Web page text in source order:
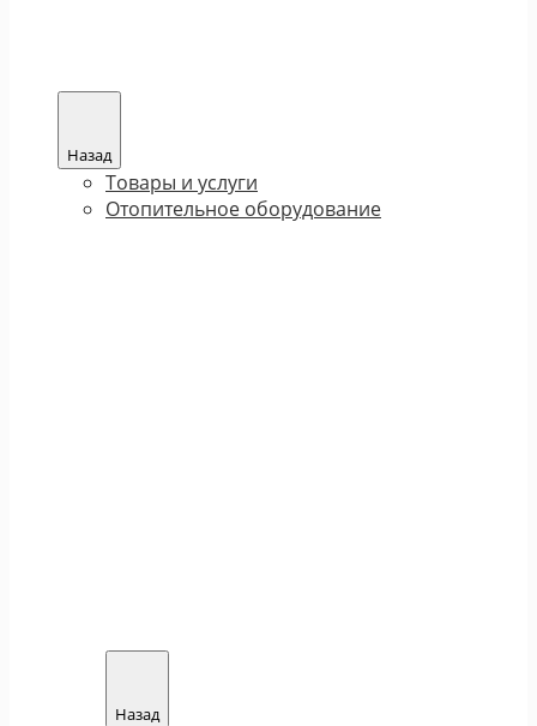
Назад
Товары и услуги
Отопительное оборудование
Назад